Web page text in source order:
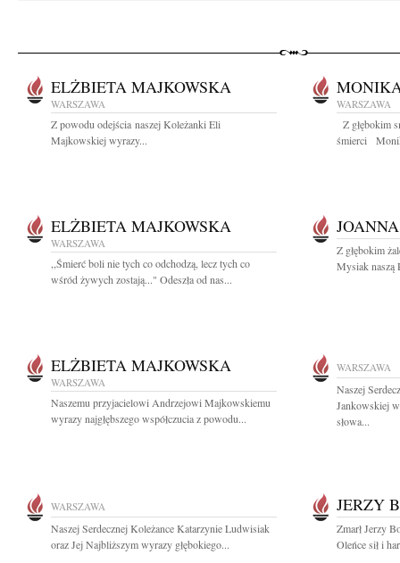
ELŻBIETA MAJKOWSKA
WARSZAWA
Z powodu odejścia naszej Koleżanki Eli
Majkowskiej wyrazy...
WARSZAWA
Z głębokim
śmierci
ELŻBIETA MAJKOWSKA
WARSZAWA
,,Śmierć boli nie tych co odchodzą, lecz tych co
wśród żywych zostają..." Odeszła od nas...
Z głębokim
Mysiak naszą
ELŻBIETA MAJKOWSKA
WARSZAWA
Naszemu przyjacielowi Andrzejowi Majkowskiemu
wyrazy najgłębszego współczucia z powodu...
WARSZAWA
Naszej
Jankowskiej
słowa...
WARSZAWA
Naszej Serdecznej Koleżance Katarzynie Ludwisiak
oraz Jej Najbliższym wyrazy głębokiego...
JERZY
Zmarł Jerzy
Oleńce sił i